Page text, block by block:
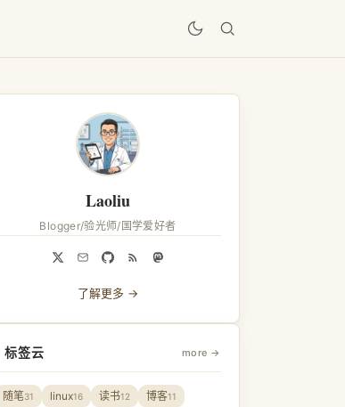
Laoliu
Blogger/验光师/国学爱好者
了解更多 →
标签云 more →
随笔31 linux16 读书12 博客11